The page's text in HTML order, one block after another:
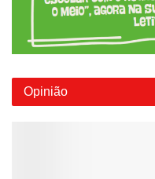
Opinião